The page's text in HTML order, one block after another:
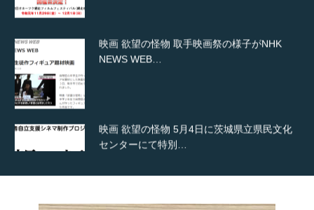
粘土職人よっちゃんと関川畳商店さんとのコ